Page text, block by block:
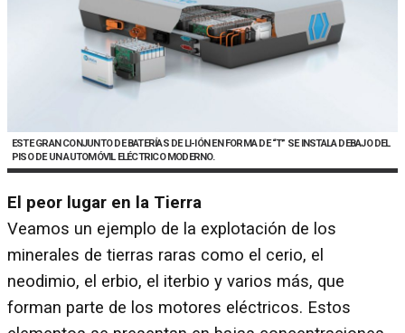
ESTE GRAN CONJUNTO DE BATERÍAS DE LI-IÓN EN FORMA DE “T” SE INSTALA DEBAJO DEL
PISO DE UN AUTOMÓVIL ELÉCTRICO MODERNO.
El peor lugar en la Tierra
Veamos un ejemplo de la explotación de los
minerales de tierras raras como el cerio, el
neodimio, el erbio, el iterbio y varios más, que
forman parte de los motores eléctricos. Estos